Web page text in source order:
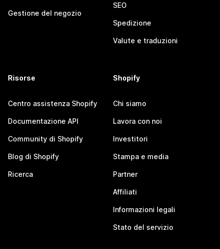
Gestione del negozio
SEO
Spedizione
Valute e traduzioni
Risorse
Centro assistenza Shopify
Documentazione API
Community di Shopify
Blog di Shopify
Ricerca
Shopify
Chi siamo
Lavora con noi
Investitori
Stampa e media
Partner
Affiliati
Informazioni legali
Stato del servizio